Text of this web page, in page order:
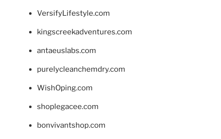
VersifyLifestyle.com
kingscreekadventures.com
antaeuslabs.com
purelycleanchemdry.com
WishOping.com
shoplegacee.com
bonvivantshop.com